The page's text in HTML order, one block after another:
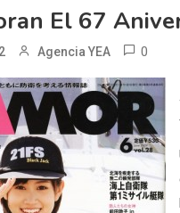
El 67
Agencia YEA 0